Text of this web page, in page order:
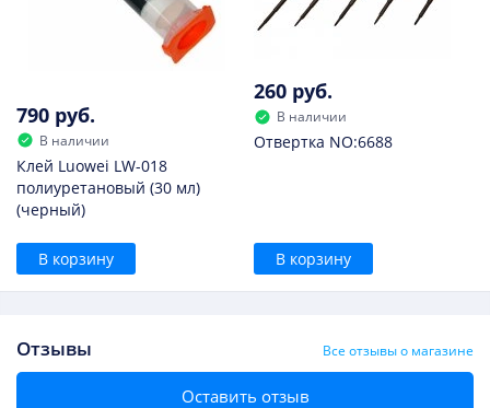
790 руб.
В наличии
Клей Luowei LW-018
полиуретановый (30 мл)
(черный)
В корзину
260 руб.
В наличии
Отвертка NO:6688
В корзину
Отзывы Все отзывы о магазине
Оставить отзыв